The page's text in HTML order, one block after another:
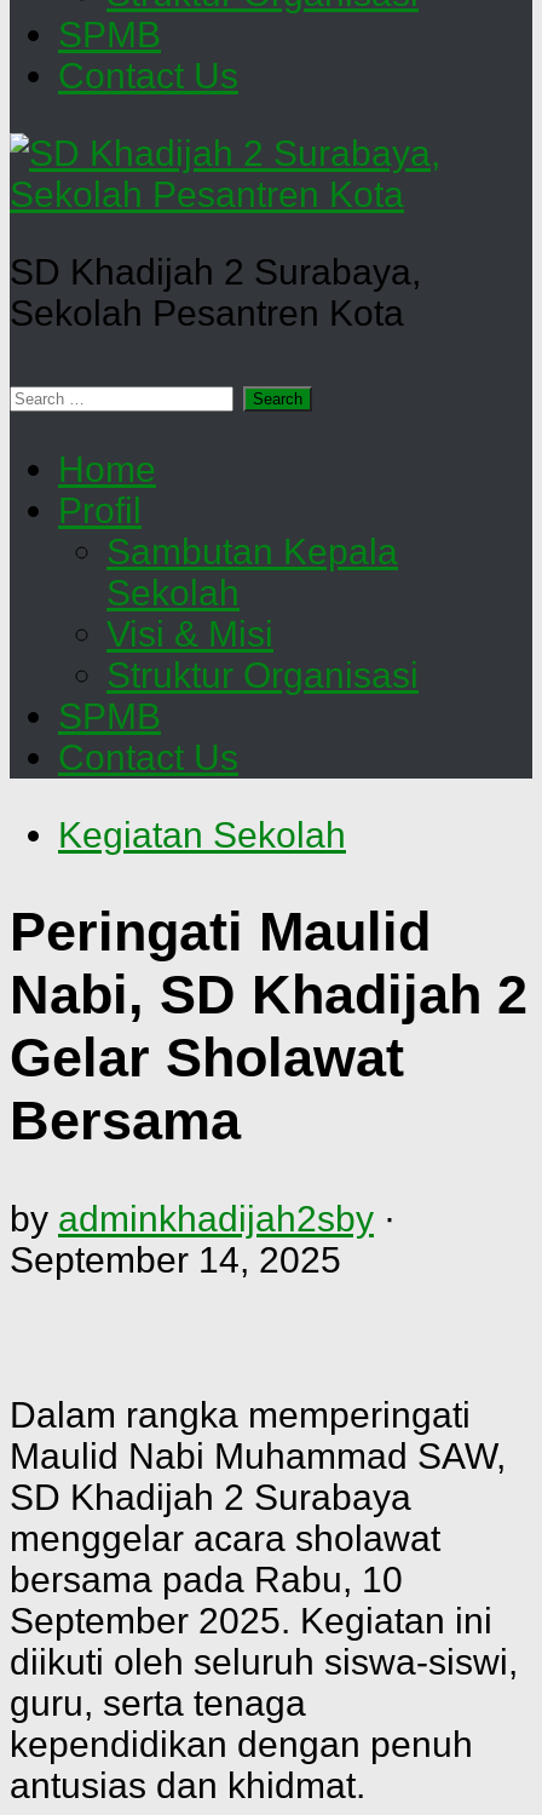
SPMB
Contact Us
SD Khadijah 2 Surabaya,
Sekolah Pesantren Kota
Search
Home
Profil
Sambutan Kepala
Sekolah
Visi & Misi
Struktur Organisasi
SPMB
Contact Us
Kegiatan Sekolah
Peringati Maulid
Nabi, SD Khadijah 2
Gelar Sholawat
Bersama
by adminkhadijah2sby ·
September 14, 2025
Dalam rangka memperingati
Maulid Nabi Muhammad SAW,
SD Khadijah 2 Surabaya
menggelar acara sholawat
bersama pada Rabu, 10
September 2025. Kegiatan ini
diikuti oleh seluruh siswa-siswi,
guru, serta tenaga
kependidikan dengan penuh
antusias dan khidmat.